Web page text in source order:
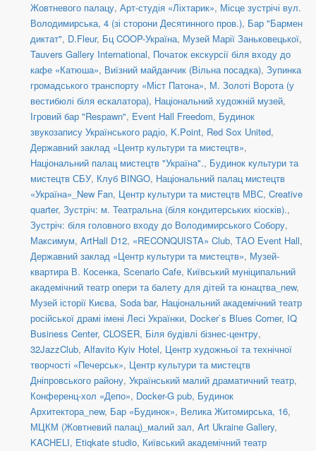
Жовтневого палацу, Арт-студія «Ліхтарик», Місце зустрічі вул.
Володимирська, 4 (зі сторони Десятинного пров.), Бар "Бармен
диктат", D.Fleur, Бц COOP-Україна, Музей Марії Заньковецької,
Tauvers Gallery International, Початок екскурсії біля входу до
кафе «Катюша», Виїзний майданчик (Вільна посадка), Зупинка
громадського транспорту «Міст Патона», М. Золоті Ворота (у
вестибюлі біля ескалатора), Національний художній музей,
Ігровий бар "Respawn", Event Hall Freedom, Будинок
звукозапису Українського радіо, K.Point, Red Sox United,
Державний заклад «Центр культури та мистецтв»,
Національний палац мистецтв "Україна"., Будинок культури та
мистецтв СБУ, Клуб BINGO, Національний палац мистецтв
«Україна»_New Fan, Центр культури та мистецтв МВС, Creative
quarter, Зустріч: м. Театральна (біля кондитерських кіосків).,
Зустріч: біля головного входу до Володимирського Собору,
Максимум, ArtHall D12, «RECONQUISTA» Club, ТАО Event Hall,
Державний заклад «Центр культури та мистецтв», Музей-
квартира В. Косенка, Scenario Cafe, Київський муніципальний
академічний театр опери та балету для дітей та юнацтва_new,
Музей історії Києва, Soda bar, Національний академічний театр
російської драмі імені Лесі Українки, Docker`s Blues Corner, IQ
Business Center, CLOSER, Біля будівлі бізнес-центру,
32JazzClub, Alfavito Kyiv Hotel, Центр художньої та технічної
творчості «Печерськ», Центр культури та мистецтв
Дніпровського району, Український малий драматичний театр,
Конференц-хол «Депо», Docker-G pub, Будинок
Архитектора_new, Бар «Будинок», Велика Житомирська, 16,
МЦКМ (Жовтневий палац)_малий зал, Art Ukraine Gallery,
KACHELI, Etiqkate studio, Київський академічний театр